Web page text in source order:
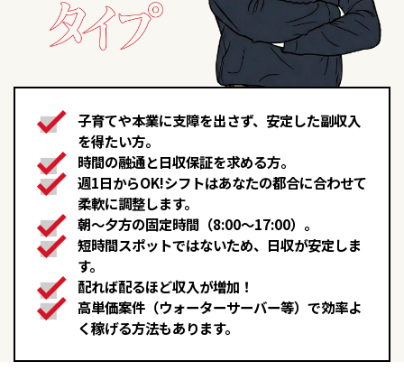
子育てや本業に支障を出さず、安定した副収入
を得たい方。
時間の融通と日収保証を求める方。
週1日からOK!シフトはあなたの都合に合わせて
柔軟に調整します。
朝〜夕方の固定時間（8:00〜17:00）。
短時間スポットではないため、日収が安定しま
す。
配れば配るほど収入が増加！
高単価案件（ウォーターサーバー等）で効率よ
く稼げる方法もあります。